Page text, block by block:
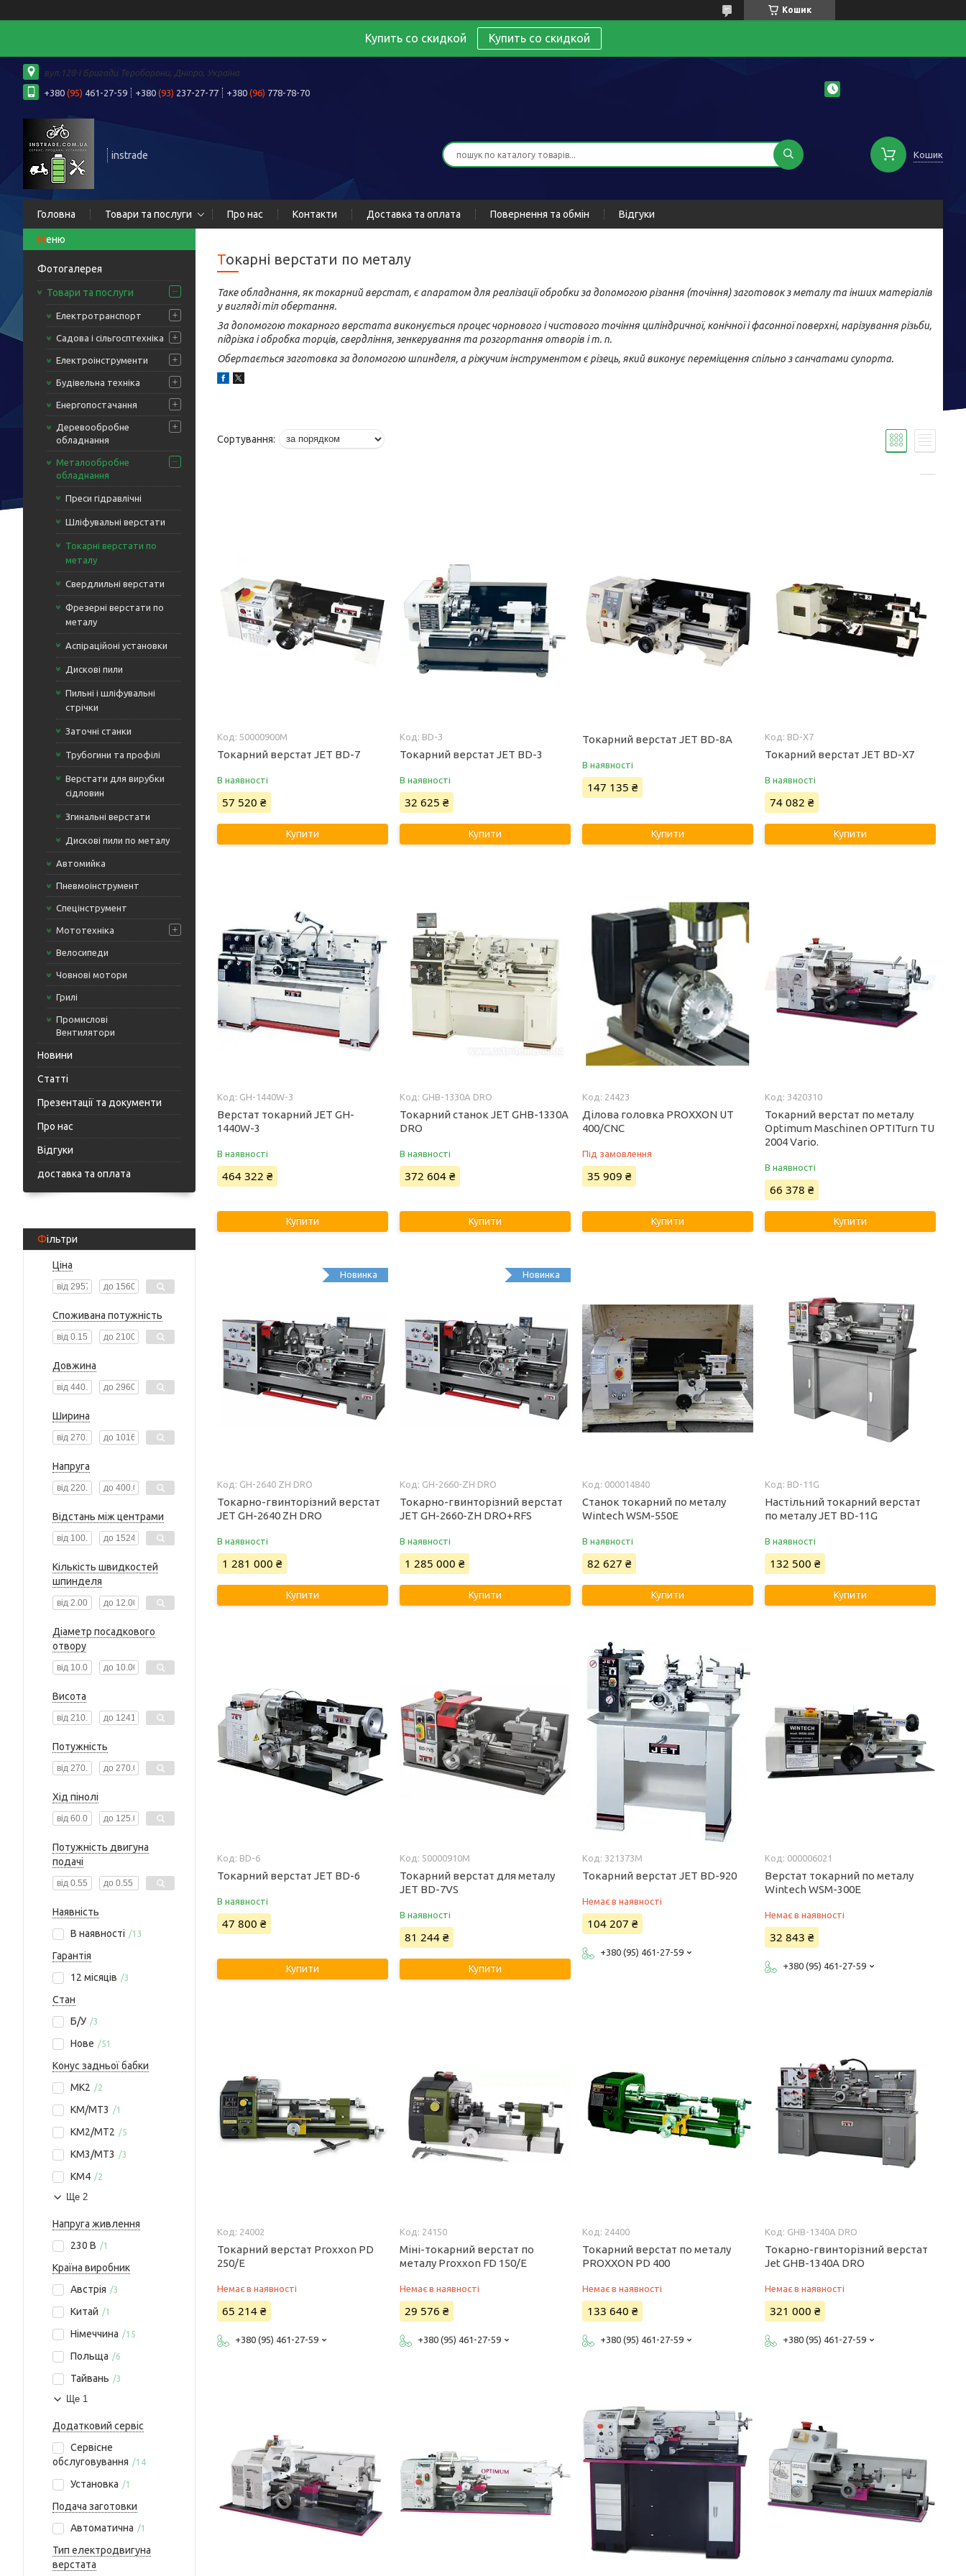
Кошик
Купить со скидкой Купить со скидкой
вул.128-ї Бригади Тероборони, Дніпро, Україна
+380 (95) 461-27-59 +380 (93) 237-27-77 +380 (96) 778-78-70
instrade Кошик
Головна Товари та послуги Про нас Контакти Доставка та оплата Повернення та обмін Відгуки
Фотогалерея
Товари та послуги
Електротранспорт
Садова і сільгосптехніка
Електроінструменти
Будівельна техніка
Енергопостачання
Деревообробне
обладнання
Металообробне
обладнання
Преси гідравлічні
Шліфувальні верстати
Токарні верстати по
металу
Свердлильні верстати
Фрезерні верстати по
металу
Аспіраційоні установки
Дискові пили
Пильні і шліфувальні
стрічки
Заточні станки
Трубогини та профілі
Верстати для вирубки
сідловин
Згинальні верстати
Дискові пили по металу
Автомийка
Пневмоінструмент
Спецінструмент
Мототехніка
Велосипеди
Човнові мотори
Грилі
Промислові
Вентилятори
Новини
Статті
Презентації та документи
Про нас
Відгуки
доставка та оплата
Фільтри
Ціна
Споживана потужність
Довжина
Ширина
Напруга
Відстань між центрами
Кількість швидкостей
шпинделя
Діаметр посадкового
отвору
Висота
Потужність
Хід пінолі
Потужність двигуна
подачі
Наявність
В наявності
13
Гарантія
12 місяців
3
Стан
Б/У
3
Нове 51
Конус задньої бабки
MK2
2
КМ/MT3 1
КМ2/MT2 5
КМ3/MT3 3
КМ4 2
Ще 2
Напруга живлення
230 В
1
Країна виробник
Австрія
3
Китай 1
Німеччина 15
Польща 6
Тайвань 3
Ще 1
Додатковий сервіс
Сервісне
обслуговування
14
Установка 1
Подача заготовки
Автоматична
1
Тип електродвигуна
верстата
Токарні верстати по металу
Таке обладнання, як токарний верстат, є апаратом для реалізації обробки за допомогою різання (точіння) заготовок з металу та інших матеріалів
у вигляді тіл обертання.
За допомогою токарного верстата виконується процес чорнового і чистового точіння циліндричної, конічної і фасонної поверхні, нарізування різьби,
підрізка і обробка торців, свердління, зенкерування та розгортання отворів і т. п.
Обертається заготовка за допомогою шпинделя, а ріжучим інструментом є різець, який виконує переміщення спільно з санчатами супорта.
50000900M
Токарний верстат JET BD-7
В наявності
57 520 ₴
Купити
BD-3
Токарний верстат JET BD-3
В наявності
32 625 ₴
Купити
Токарний верстат JET BD-8А
В наявності
147 135 ₴
Купити
BD-X7
Токарний верстат JET BD-X7
В наявності
74 082 ₴
Купити
GH-1440W-3
Верстат токарний JET GH-
1440W-3
В наявності
464 322 ₴
Купити
GHB-1330A DRO
Токарний станок JET GHB-1330A
DRO
В наявності
372 604 ₴
Купити
24423
Ділова головка PROXXON UT
400/CNC
Під замовлення
35 909 ₴
Купити
3420310
Токарний верстат по металу
Optimum Maschinen OPTITurn TU
2004 Vario.
В наявності
66 378 ₴
Купити
Новинка
GH-2640 ZH DRO
Токарно-гвинторізний верстат
JET GH-2640 ZH DRO
В наявності
1 281 000 ₴
Купити
Новинка
GH-2660-ZH DRO
Токарно-гвинторізний верстат
JET GH-2660-ZH DRO+RFS
В наявності
1 285 000 ₴
Купити
000014840
Cтанок токарний по металу
Wintech WSM-550E
В наявності
82 627 ₴
Купити
BD-11G
Настільний токарний верстат
по металу JET BD-11G
В наявності
132 500 ₴
Купити
BD-6
Токарний верстат JET BD-6
В наявності
47 800 ₴
Купити
50000910M
Токарний верстат для металу
JET BD-7VS
В наявності
81 244 ₴
Купити
321373M
Токарний верстат JET BD-920
Немає в наявності
104 207 ₴
+380 (95) 461-27-59
000006021
Верстат токарний по металу
Wintech WSM-300E
Немає в наявності
32 843 ₴
+380 (95) 461-27-59
24002
Токарний верстат Proxxon PD
250/E
Немає в наявності
65 214 ₴
+380 (95) 461-27-59
24150
Міні-токарний верстат по
металу Proxxon FD 150/E
Немає в наявності
29 576 ₴
+380 (95) 461-27-59
24400
Токарний верстат по металу
PROXXON PD 400
Немає в наявності
133 640 ₴
+380 (95) 461-27-59
GHB-1340A DRO
Токарно-гвинторізний верстат
Jet GHB-1340A DRO
Немає в наявності
321 000 ₴
+380 (95) 461-27-59